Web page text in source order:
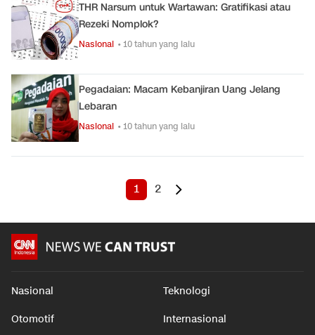
THR Narsum untuk Wartawan: Gratifikasi atau
Rezeki Nomplok?
Nasional • 10 tahun yang lalu
Pegadaian: Macam Kebanjiran Uang Jelang
Lebaran
Nasional • 10 tahun yang lalu
1 2
Nasional Teknologi
Otomotif Internasional